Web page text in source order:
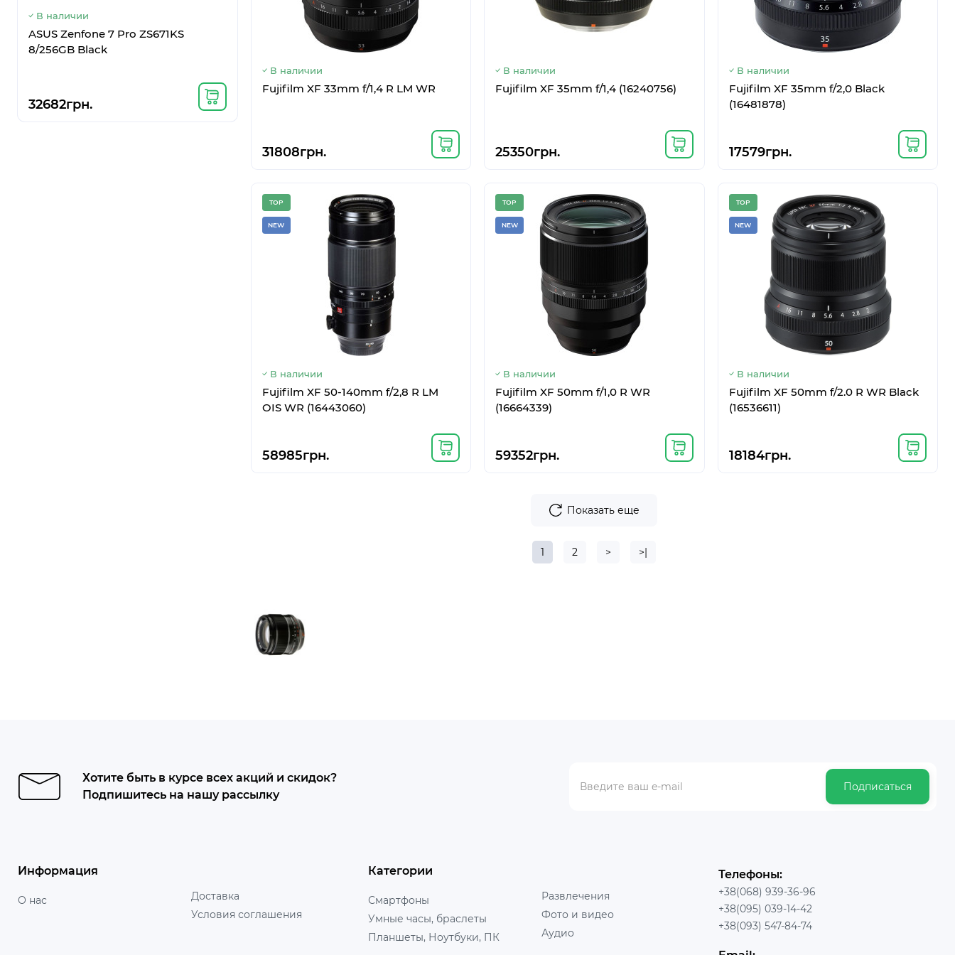
В наличии
ASUS Zenfone 7 Pro ZS671KS
8/256GB Black
32682грн.
В наличии
Google Pixel 2 128GB Clearly White
В наличии
Google Pixel 7 8/128GB Obsidian
14177грн.
В наличии
Fujifilm XF 33mm f/1,4 R LM WR
31808грн.
В наличии
Fujifilm XF 35mm f/1,4 (16240756)
25350грн.
В наличии
Fujifilm XF 35mm f/2,0 Black
(16481878)
17579грн.
TOP
NEW
В наличии
Fujifilm XF 50-140mm f/2,8 R LM
OIS WR (16443060)
58985грн.
TOP
NEW
В наличии
Fujifilm XF 50mm f/1,0 R WR
(16664339)
59352грн.
TOP
NEW
В наличии
Fujifilm XF 50mm f/2.0 R WR Black
(16536611)
18184грн.
Показать еще
1 2 > >|
Хотите быть в курсе всех акций и скидок?
Подпишитесь на нашу рассылку
Подписаться
Информация
О нас
Доставка
Условия соглашения
Категории
Смартфоны
Умные часы, браслеты
Планшеты, Ноутбуки, ПК
Развлечения
Фото и видео
Аудио
Телефоны:
+38(068) 939-36-96
+38(095) 039-14-42
+38(093) 547-84-74